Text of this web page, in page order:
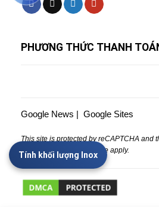
PHƯƠNG THỨC THANH
Google News | Google Sites
This site is protected by reCAPTCHA and
Policy and Terms of Service apply.
Tính khối lượng Inox